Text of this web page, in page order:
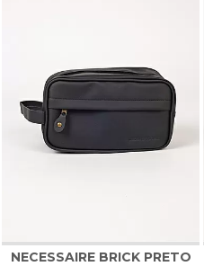
NECESSAIRE BRICK PRETO